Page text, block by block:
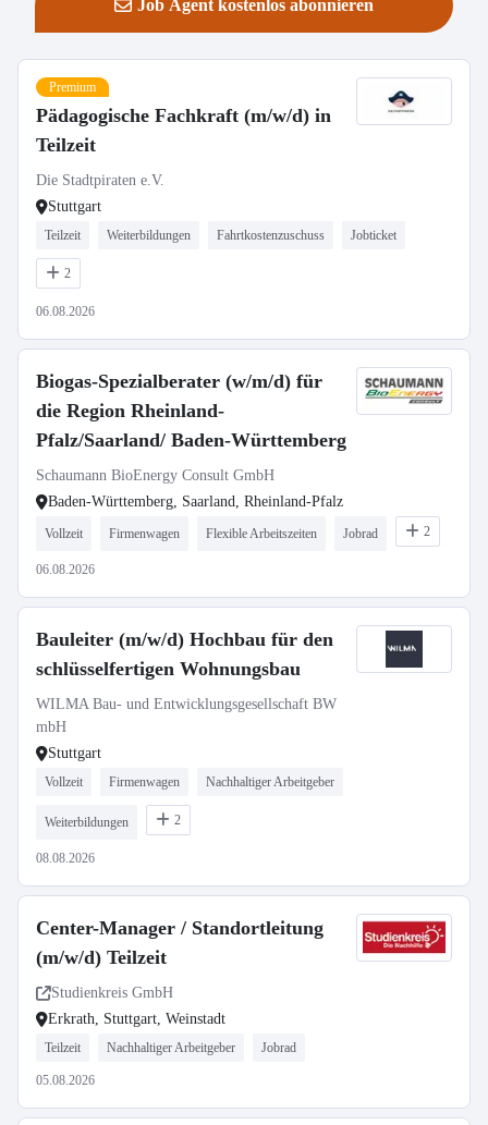
Job Agent kostenlos abonnieren
Premium
Pädagogische Fachkraft (m/w/d) in
Teilzeit
Die Stadtpiraten e.V.
Stuttgart
Teilzeit Weiterbildungen Fahrtkostenzuschuss Jobticket
2
06.08.2026
Biogas-Spezialberater (w/m/d) für
die Region Rheinland-
Pfalz/Saarland/ Baden-Württemberg
Schaumann BioEnergy Consult GmbH
Baden-Württemberg, Saarland, Rheinland-Pfalz
Vollzeit Firmenwagen Flexible Arbeitszeiten Jobrad 2
06.08.2026
Bauleiter (m/w/d) Hochbau für den
schlüsselfertigen Wohnungsbau
WILMA Bau- und Entwicklungsgesellschaft BW
mbH
Stuttgart
Vollzeit Firmenwagen Nachhaltiger Arbeitgeber
Weiterbildungen 2
08.08.2026
Center-Manager / Standortleitung
(m/w/d) Teilzeit
Studienkreis GmbH
Erkrath, Stuttgart, Weinstadt
Teilzeit Nachhaltiger Arbeitgeber Jobrad
05.08.2026